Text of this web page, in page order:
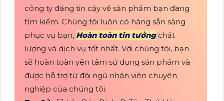
công ty đáng tin cậy về sản phẩm bạn đang
tìm kiếm. Chúng tôi luôn có hàng sẵn sàng
phục vụ bạn, Hoàn toàn tin tưởngchất
lượng và dịch vụ tốt nhất. Với chúng tôi, bạn
sẽ hoàn toàn yên tâm sử dụng sản phẩm và
được hỗ trợ từ đội ngũ nhân viên chuyên
nghiệp của chúng tôi.